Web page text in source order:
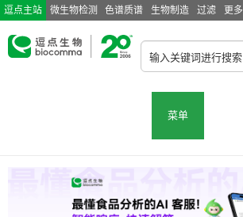
逗点主站 微生物检测 色谱质谱 生物制造 过滤 更多
菜单